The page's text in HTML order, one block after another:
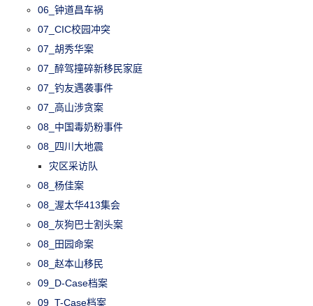
06_钟道昌车祸
07_CIC校园冲突
07_胡秀华案
07_醉驾撞碎新移民家庭
07_钓友遇袭事件
07_高山涉贪案
08_中国毒奶粉事件
08_四川大地震
灾区采访队
08_杨佳案
08_渥太华413集会
08_灰狗巴士割头案
08_田园命案
08_赵本山移民
09_D-Case档案
09_T-Case档案